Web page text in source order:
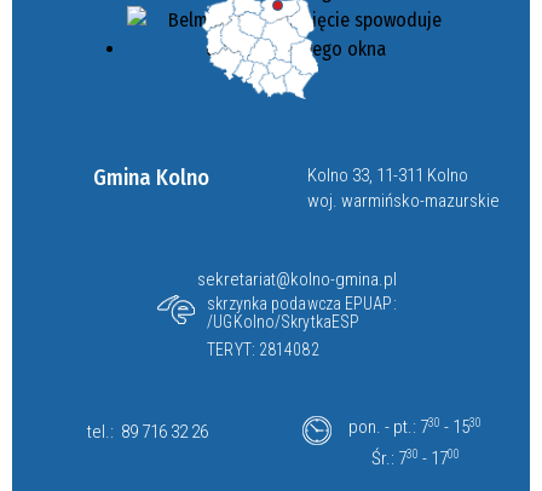
Gmina Kolno
Kolno 33, 11-311 Kolno
woj. warmińsko-mazurskie
sekretariat@kolno-gmina.pl
skrzynka podawcza EPUAP:
/UGKolno/SkrytkaESP
TERYT: 2814082
tel.: 89 716 32 26 pon. - pt.: 730 - 1530
Śr.: 730 - 1700